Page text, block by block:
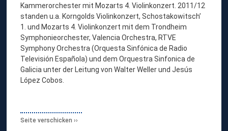
Kammerorchester mit Mozarts 4. Violinkonzert. 2011/12
standen u.a. Korngolds Violinkonzert, Schostakowitsch’
1. und Mozarts 4. Violinkonzert mit dem Trondheim
Symphonieorchester, Valencia Orchestra, RTVE
Symphony Orchestra (Orquesta Sinfónica de Radio
Televisión Española) und dem Orquestra Sinfonica de
Galicia unter der Leitung von Walter Weller und Jesús
López Cobos.
Seite verschicken